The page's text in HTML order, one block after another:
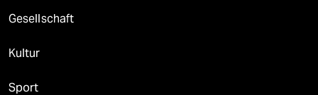
Gesellschaft
Kultur
Sport